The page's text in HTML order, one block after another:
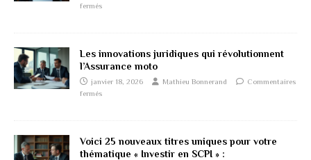
fermés
Les innovations juridiques qui révolutionnent
l’Assurance moto
janvier 18, 2026 Mathieu Bonnerand
Commentaires
fermés
Voici 25 nouveaux titres uniques pour votre
thématique « Investir en SCPI » :